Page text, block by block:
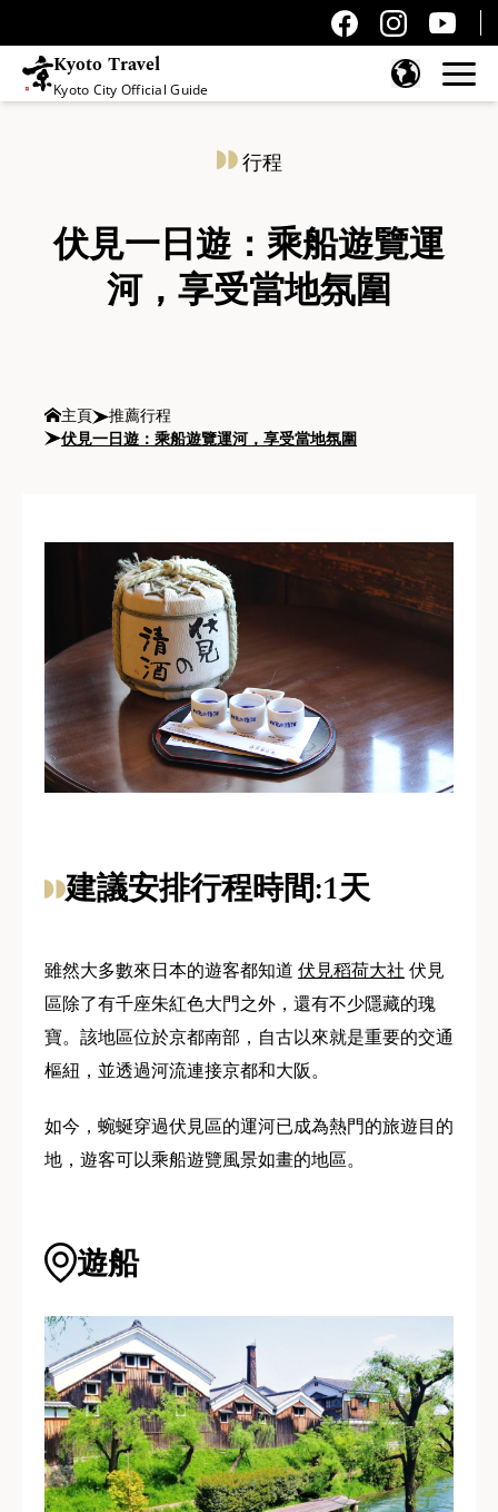
Kyoto Travel
Kyoto City Official Guide
行程
伏見一日遊：乘船遊覽運
河，享受當地氛圍
主頁
推薦行程
伏見一日遊：乘船遊覽運河，享受當地氛圍
建議安排行程時間:1天
雖然大多數來日本的遊客都知道 伏見稻荷大社 伏見
區除了有千座朱紅色大門之外，還有不少隱藏的瑰
寶。該地區位於京都南部，自古以來就是重要的交通
樞紐，並透過河流連接京都和大阪。
如今，蜿蜒穿過伏見區的運河已成為熱門的旅遊目的
地，遊客可以乘船遊覽風景如畫的地區。
遊船